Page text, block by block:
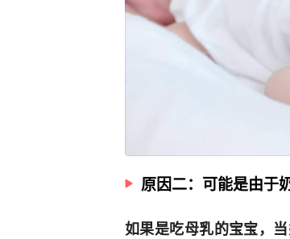
原因二：可能是由于
如果是吃母乳的宝宝，当